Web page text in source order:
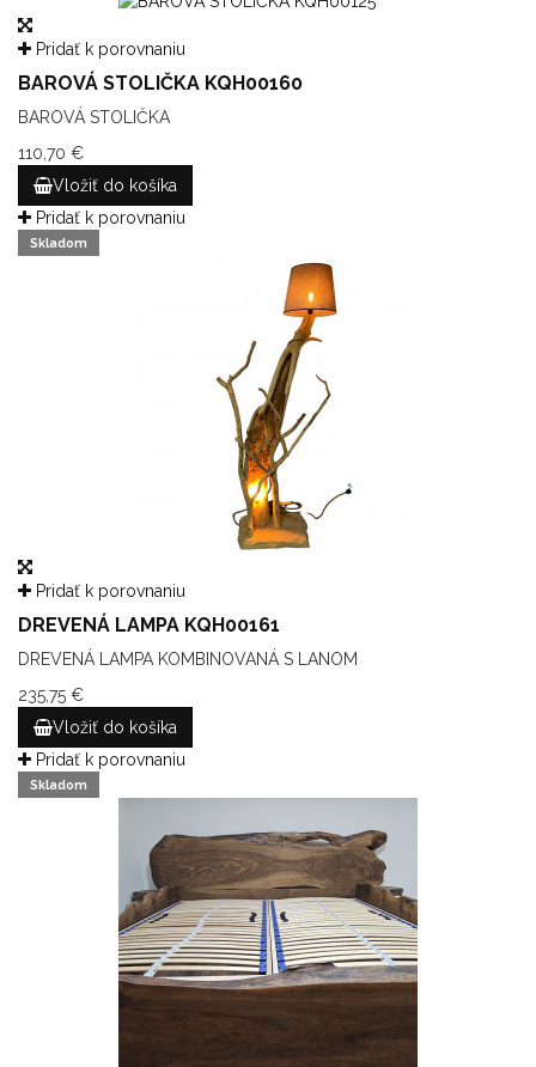
Pridať k porovnaniu
BAROVÁ STOLIČKA KQH00160
BAROVÁ STOLIČKA
110,70 €
Vložiť do košíka
Pridať k porovnaniu
Skladom
Pridať k porovnaniu
DREVENÁ LAMPA KQH00161
DREVENÁ LAMPA KOMBINOVANÁ S LANOM
235,75 €
Vložiť do košíka
Pridať k porovnaniu
Skladom